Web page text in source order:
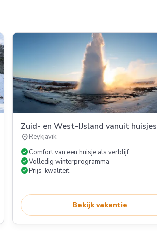
Zuid- en West-IJsland vanuit huisjes
location_onReykjavik
check_circleComfort van een huisje als verblijf
check_circleVolledig winterprogramma
check_circlePrijs-kwaliteit
Bekijk vakantie